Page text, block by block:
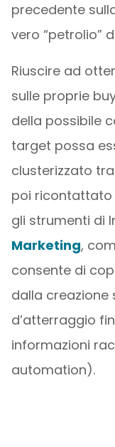
precedente
vero “petrolio”
Riuscire ad
sulle proprie
della possibile
target possa
clusterizzato
poi ricontattato
gli strumenti di
Marketing,
consente di
dalla creazione
d’atterraggio
informazioni
automation).